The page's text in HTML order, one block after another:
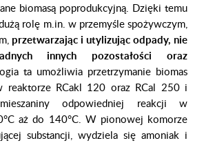
biomasą poprodukcyjną. Dzięki temu
rolę m.in. w przemyśle spożywczym,
przetwarzając i utylizując odpady, nie
innych pozostałości oraz
ta umożliwia przetrzymanie biomas
reaktorze RCakl 120 oraz RCal 250 i
odpowiedniej reakcji w
aż do 140°C. W pionowej komorze
substancji, wydziela się amoniak i